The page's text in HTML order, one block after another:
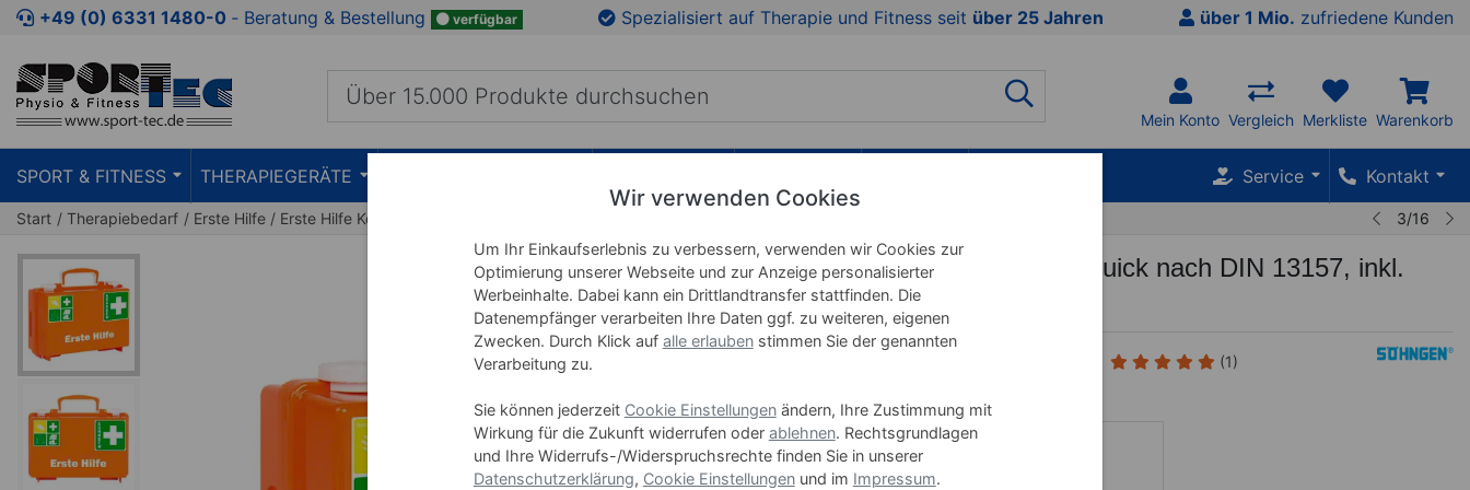
Zum Kaufbereich springen Zur Produktbeschreibung springen Zu den Produktbildern springen
+49 (0) 6331 1480-0 ‐ Beratung & Bestellung verfügbar Spezialisiert auf Therapie und Fitness seit über 25 Jahren über 1 Mio. zufriedene Kunden
Mein Konto Vergleich Merkliste Warenkorb
SPORT & FITNESS THERAPIEGERÄTE Service Kontakt
Start Therapiebedarf Erste Hilfe Erste Hilfe Koffer 3/16
Erste-Hilfe-Koffer Quick nach DIN 13157, inkl.
Wandhalterung
(1)
Ausführung
Wir verwenden Cookies
Um Ihr Einkaufserlebnis zu verbessern, verwenden wir Cookies zur
Optimierung unserer Webseite und zur Anzeige personalisierter
Werbeinhalte. Dabei kann ein Drittlandtransfer stattfinden. Die
Datenempfänger verarbeiten Ihre Daten ggf. zu weiteren, eigenen
Zwecken. Durch Klick auf alle erlaubenstimmen Sie der genannten
Verarbeitung zu.
Sie können jederzeit Cookie Einstellungenändern, Ihre Zustimmung mit
Wirkung für die Zukunft widerrufen oder ablehnen. Rechtsgrundlagen
und Ihre Widerrufs-/Widerspruchsrechte finden Sie in unserer
Datenschutzerklärung, Cookie Einstellungenund im Impressum.